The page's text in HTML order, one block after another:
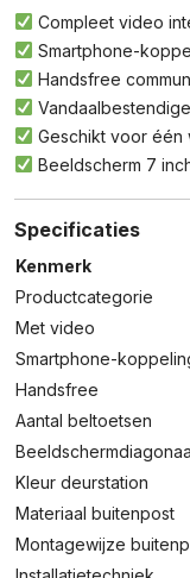
Compleet video
Smartphone-
Handsfree
Geschikt voor
Beeldscherm 7
Specificaties
Kenmerk
Productcategorie
Met video
Smartphone-
Handsfree
Aantal beltoetsen
Kleur deurstation
Materiaal buitenpost
Montagewijze